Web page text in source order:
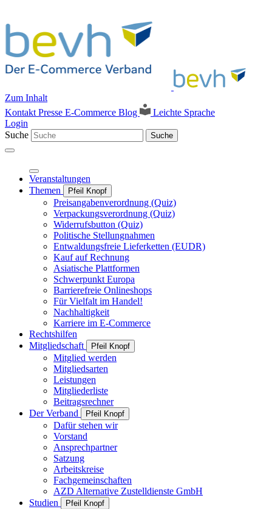
Zum Inhalt
Kontakt Presse E-Commerce Blog
Leichte Sprache
Login
Suche
Suche
Veranstaltungen
Themen
Pfeil Knopf
Preisangabenverordnung (Quiz)
Verpackungsverordnung (Quiz)
Widerrufsbutton (Quiz)
Politische Stellungnahmen
Entwaldungsfreie Lieferketten (EUDR)
Kauf auf Rechnung
Asiatische Plattformen
Schwerpunkt Europa
Barrierefreie Onlineshops
Für Vielfalt im Handel!
Nachhaltigkeit
Karriere im E-Commerce
Rechtshilfen
Mitgliedschaft
Pfeil Knopf
Mitglied werden
Mitgliedsarten
Leistungen
Mitgliederliste
Beitragsrechner
Der Verband
Pfeil Knopf
Dafür stehen wir
Vorstand
Ansprechpartner
Satzung
Arbeitskreise
Fachgemeinschaften
AZD Alternative Zustelldienste GmbH
Studien
Pfeil Knopf